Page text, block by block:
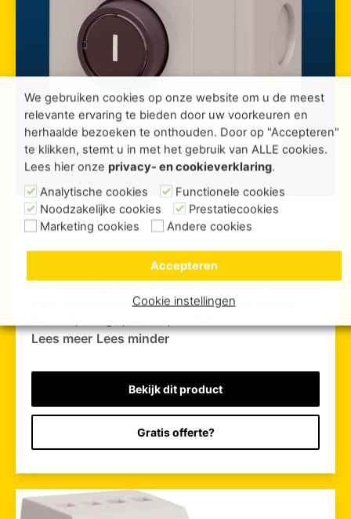
Drukknop
Een eenvoudige knop, in diverse uitvoeringen, waarmee
u een automatische poort of slagboom kunt openen
Lees meer Lees minder
Bekijk dit product
Gratis offerte?
We gebruiken cookies op onze website om u de meest
relevante ervaring te bieden door uw voorkeuren en
herhaalde bezoeken te onthouden. Door op "Accepteren"
te klikken, stemt u in met het gebruik van ALLE cookies.
Lees hier onze privacy- en cookieverklaring.
Analytische cookies
Functionele cookies
Noodzakelijke cookies
Prestatiecookies
Marketing cookies
Andere cookies
Cookie instellingen
Accepteren